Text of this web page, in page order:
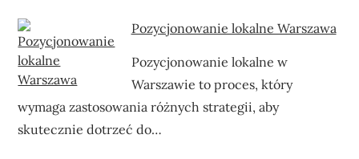
Pozycjonowanie lokalne Warszawa
Pozycjonowanie lokalne w
Warszawie to proces, który
wymaga zastosowania różnych strategii, aby
skutecznie dotrzeć do…